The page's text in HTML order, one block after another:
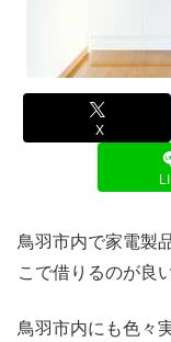
X
鳥羽市内で家電製
こで借りるのが良
鳥羽市内にも色々